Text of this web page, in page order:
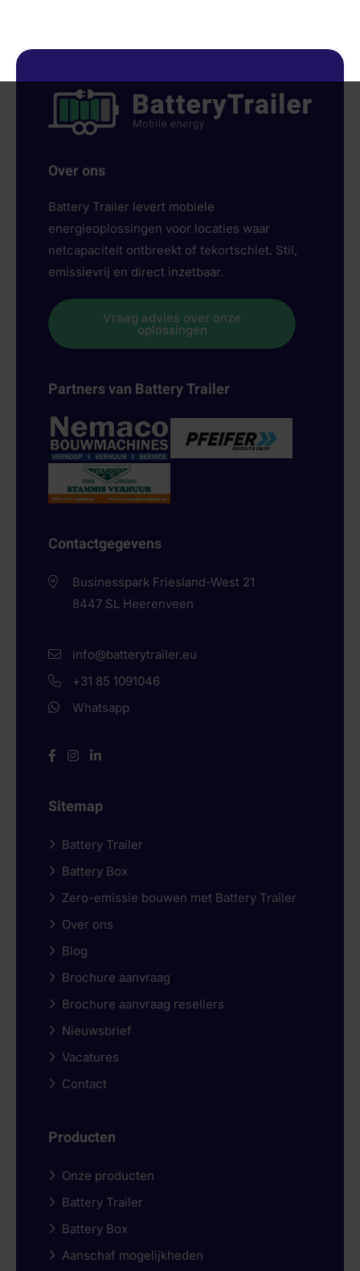
Over ons
Battery Trailer levert mobiele
energieoplossingen voor locaties waar
netcapaciteit ontbreekt of tekortschiet. Stil,
emissievrij en direct inzetbaar.
Vraag advies over onze
oplossingen
Partners van Battery Trailer
Contactgegevens
Businesspark Friesland-West 21
8447 SL Heerenveen
info@batterytrailer.eu
+31 85 1091046
Whatsapp
Sitemap
Battery Trailer
Battery Box
Zero-emissie bouwen met Battery Trailer
Over ons
Blog
Brochure aanvraag
Brochure aanvraag resellers
Nieuwsbrief
Vacatures
Contact
Producten
Onze producten
Battery Trailer
Battery Box
Aanschaf mogelijkheden